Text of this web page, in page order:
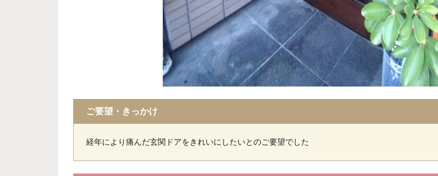
ご要望・きっかけ
経年により痛んだ玄関ドアをきれいにしたいとのご要望でした